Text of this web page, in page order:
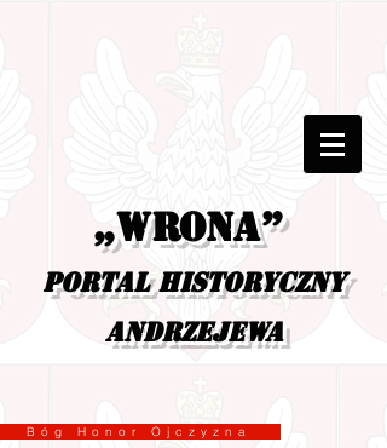
„Wrona”
portal historyczny
Andrzejewa
Honor Ojczyzna